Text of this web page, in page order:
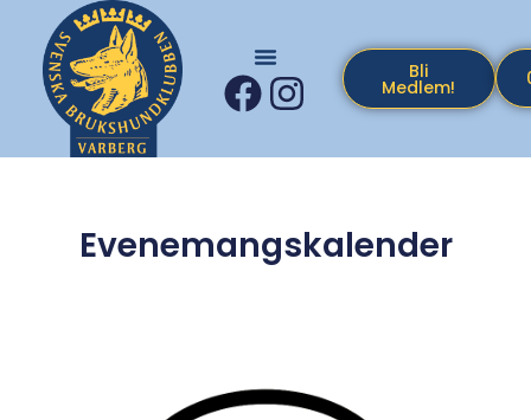
Bli
Medlem!
Evenemangskalender